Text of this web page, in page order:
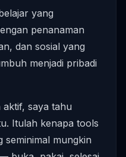
yang
penanaman
dan sosial yang
menjadi pribadi
saya tahu
Itulah kenapa tools
seminimal mungkin